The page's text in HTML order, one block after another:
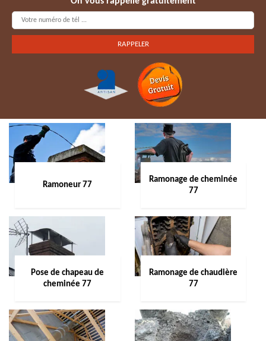
Ramoneur 77
Ramonage de cheminée
77
Pose de chapeau de
cheminée 77
Ramonage de chaudière
77